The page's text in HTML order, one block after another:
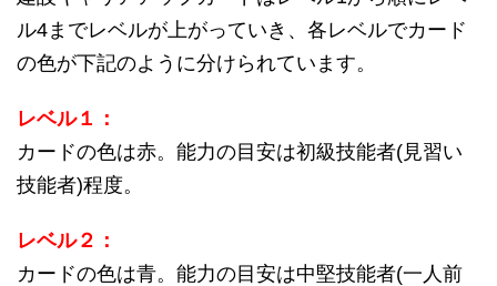
ル4までレベルが上がっていき、各レベルでカード
の色が下記のように分けられています。
レベル１：
カードの色は赤。能力の目安は初級技能者(見習い
技能者)程度。
レベル２：
カードの色は青。能力の目安は中堅技能者(一人前